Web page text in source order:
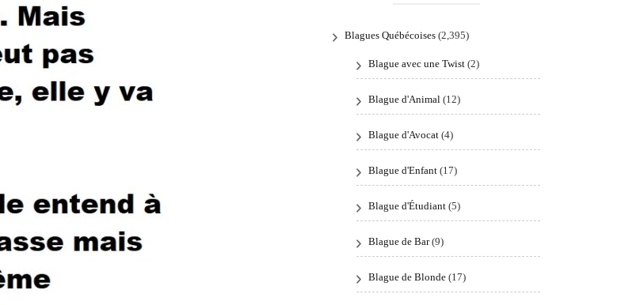
Blagues Québécoises(2,395)
Blague avec une Twist(2)
Blague d'Animal(12)
Blague d'Avocat(4)
Blague d'Enfant(17)
Blague d'Étudiant(5)
Blague de Bar(9)
Blague de Blonde(17)